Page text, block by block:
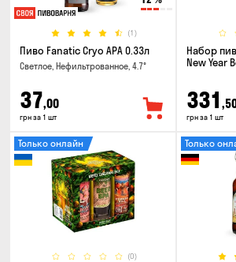
(1)
Пиво Fanatic Cryo APA 0.33л
Светлое, Нефильтрованное, 4.7°
37,00
грн за 1 шт
Набор
New Year
331
грн за 1 шт
(0)
Только онлайн Только